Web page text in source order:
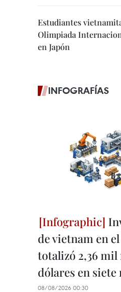
Estudiantes
Olimpiada
en Japón
INFOGRAFÍAS
de vietnam en
totalizó 2,36
dólares en siete
08/08/2026 00:30